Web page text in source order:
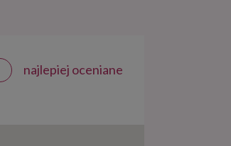
najlepiej oceniane